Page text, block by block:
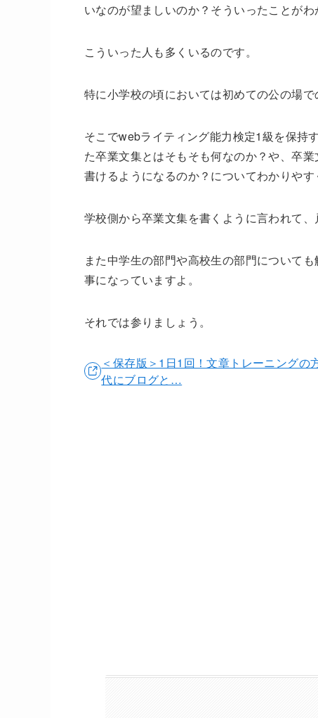
いなのが望ましいのか？そういったことが
こういった人も多くいるのです。
特に小学校の頃においては初めての公の場
そこでwebライティング能力検定1級を保持
た卒業文集とはそもそも何なのか？や、卒
書けるようになるのか？についてわかりやす
学校側から卒業文集を書くように言われて
また中学生の部門や高校生の部門について
事になっていますよ。
それでは参りましょう。
＜保存版＞1日1回！文章トレーニング
代にブログと…